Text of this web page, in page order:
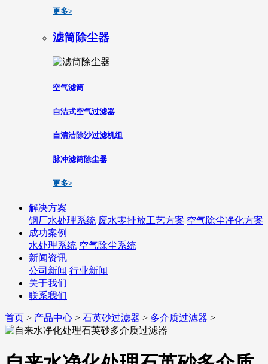
更多>
滤筒除尘器
空气滤筒
自洁式空气过滤器
自清洁除沙过滤机组
脉冲滤筒除尘器
更多>
解决方案
钢厂水处理系统 废水零排放工艺方案 空气除尘净化方案
成功案例
水处理系统 空气除尘系统
新闻资讯
公司新闻 行业新闻
关于我们
联系我们
首页 > 产品中心 > 石英砂过滤器 > 多介质过滤器 >